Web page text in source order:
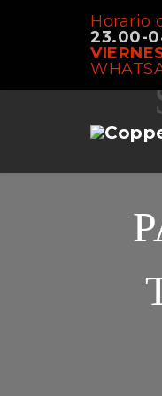
Horario
23.00-